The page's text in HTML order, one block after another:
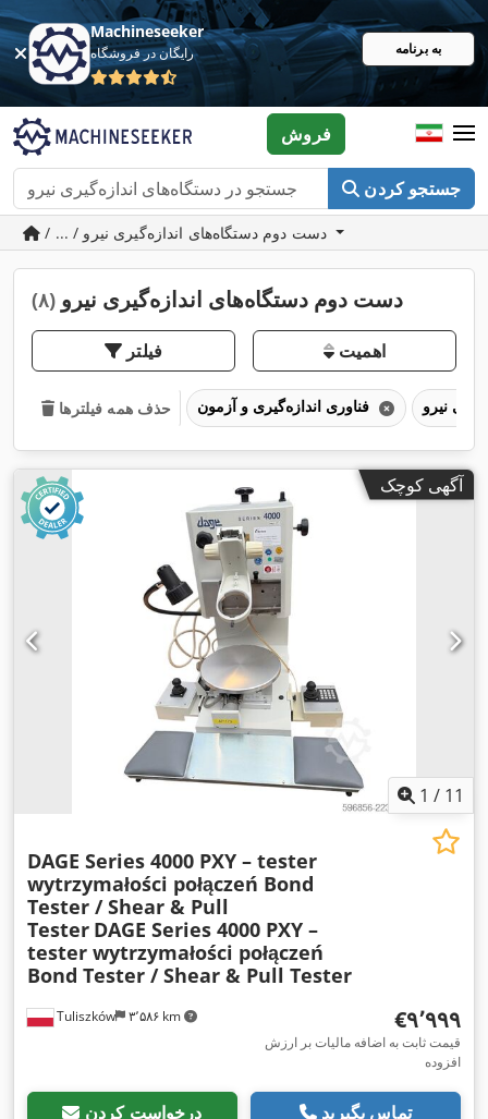
Machineseeker
رایگان در فروشگاه به برنامه
جستجو کردن
فروش
دست دوم دستگاه‌های اندازه‌گیری نیرو (۸)
فیلتر اهمیت
حذف همه فیلترها
آگهی کوچک
1 / 11
Tuliszków ۳٬۵۸۶ km
DAGE Series 4000 PXY – tester
wytrzymałości połączeń Bond
Tester / Shear & Pull
Tester DAGE Series 4000 PXY –
tester wytrzymałości połączeń
Bond Tester / Shear & Pull Tester
‎€۹٬۹۹۹
قیمت ثابت به اضافه مالیات بر ارزش
افزوده
درخواست کردن تماس بگیرید